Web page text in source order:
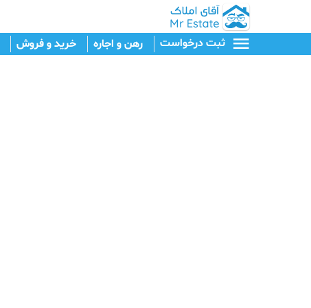
ثبت درخواست رهن و اجاره خرید و فروش